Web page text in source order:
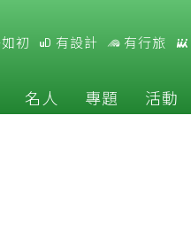
初 有設計 有行旅
名人 專題 活動